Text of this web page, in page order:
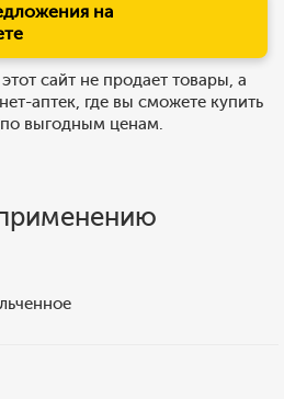
на
сайт не продает товары, а
аптек, где вы сможете купить
выгодным ценам.